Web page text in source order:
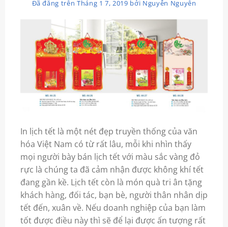
Đã đăng trên Tháng 1 7, 2019 bởi Nguyễn Nguyên
In lịch tết là một nét đẹp truyền thống của văn
hóa Việt Nam có từ rất lâu, mỗi khi nhìn thấy
mọi người bày bán lịch tết với màu sắc vàng đỏ
rực là chúng ta đã cảm nhận được không khí tết
đang gần kề. Lịch tết còn là món quà tri ân tặng
khách hàng, đối tác, bạn bè, người thân nhân dịp
tết đến, xuân về. Nếu doanh nghiệp của bạn làm
tốt được điều này thì sẽ để lại được ấn tượng rất